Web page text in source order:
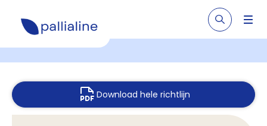
Download hele richtlijn